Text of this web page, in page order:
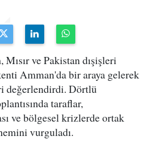
ve Pakistan dışişleri
Amman'da bir araya gelerek
değerlendirdi. Dörtlü
taraflar,
ve bölgesel krizlerde ortak
vurguladı.